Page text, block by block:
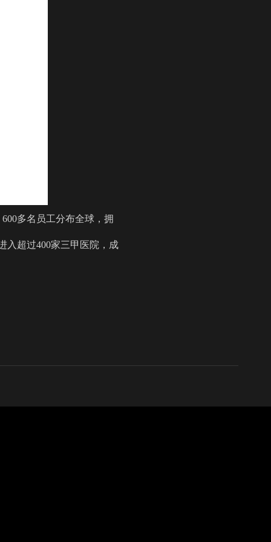
多名员工分布全球，拥
入超过400家三甲医院，成